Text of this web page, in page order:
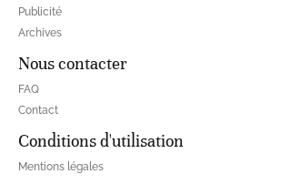
Publicité
Archives
Nous contacter
FAQ
Contact
Conditions d'utilisation
Mentions légales